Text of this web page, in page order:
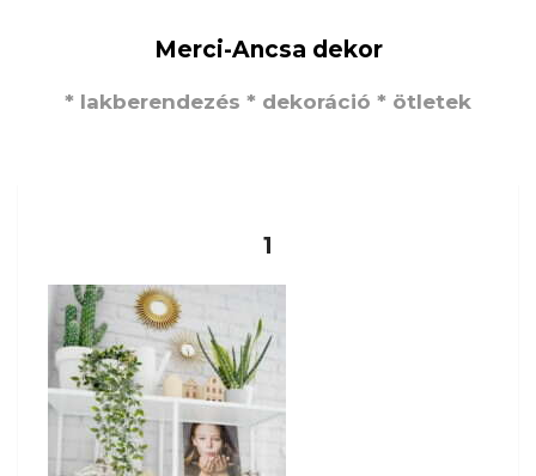
Merci-Ancsa dekor
* lakberendezés * dekoráció * ötletek
1